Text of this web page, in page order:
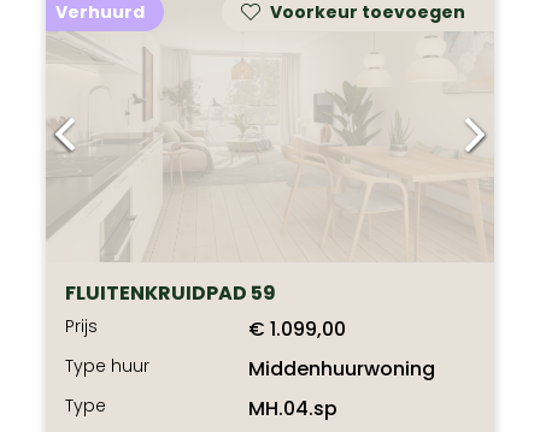
Voorkeur toevoegen
Verhuurd
FLUITENKRUIDPAD 59
Prijs € 1.099,00
Type huur Middenhuurwoning
Type MH.04.sp